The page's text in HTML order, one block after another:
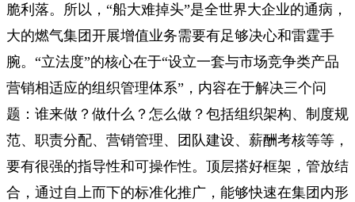
脆利落。所以，“船大难掉头”是全世界大企业的通病，
大的燃气集团开展增值业务需要有足够决心和雷霆手
腕。“立法度”的核心在于“设立一套与市场竞争类产品
营销相适应的组织管理体系”，内容在于解决三个问
题：谁来做？做什么？怎么做？包括组织架构、制度规
范、职责分配、营销管理、团队建设、薪酬考核等等，
要有很强的指导性和可操作性。顶层搭好框架，管放结
合，通过自上而下的标准化推广，能够快速在集团内形